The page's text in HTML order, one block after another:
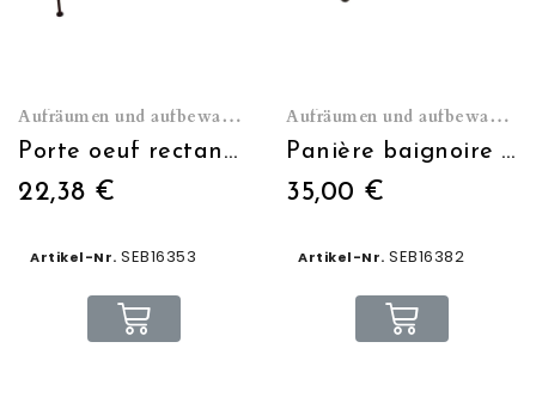
Aufräumen und aufbewahren
Porte oeuf rectangulaire poignée bois
22,38 €
Artikel-Nr. SEB16353
Aufräumen und aufbewahren
Panière baignoire fil de fer
35,00 €
Artikel-Nr. SEB16382